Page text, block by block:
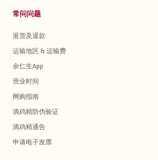
常问问题
退货及退款
运输地区 & 运输费
余仁生App
营业时间
网购指南
滴鸡精防伪验证
滴鸡精通告
申请电子发票